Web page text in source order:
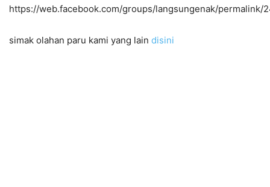
https://web.facebook.com/groups/langsungenak/permalink/
simak olahan paru kami yang lain disini